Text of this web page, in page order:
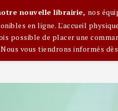
nouvelle librairie, nos
en ligne. L'accueil
possible de placer une
Nous vous tiendrons informés